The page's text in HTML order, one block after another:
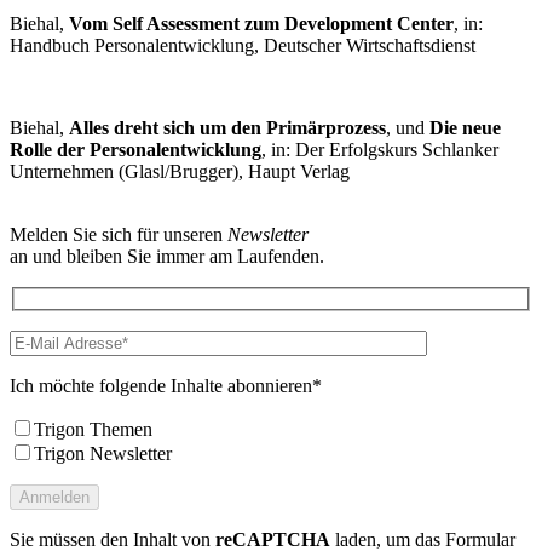
Biehal, Vom Self Assessment zum Development Center, in:
Handbuch Personalentwicklung, Deutscher Wirtschaftsdienst
Biehal, Alles dreht sich um den Primärprozess, und Die neue
Rolle der Personalentwicklung, in: Der Erfolgskurs Schlanker
Unternehmen (Glasl/Brugger), Haupt Verlag
Melden Sie sich für unseren Newsletter
an und bleiben Sie immer am Laufenden.
Ich möchte folgende Inhalte abonnieren*
Trigon Themen
Trigon Newsletter
Sie müssen den Inhalt von reCAPTCHA laden, um das Formular